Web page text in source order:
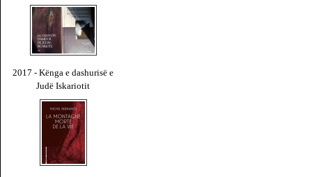
2017 - Kënga e dashurisë e
Judë Iskariotit